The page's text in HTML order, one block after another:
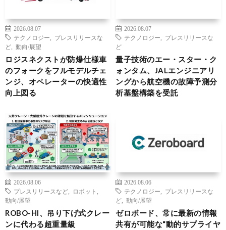
2026.08.07
テクノロジー
プレスリリースな
ど
動向/展望
ロジスネクストが防爆仕様車
のフォークをフルモデルチェ
ンジ、オペレーターの快適性
向上図る
2026.08.07
テクノロジー
プレスリリースな
ど
量子技術のエー・スター・ク
ォンタム、JALエンジニアリ
ングから航空機の故障予測分
析基盤構築を受託
2026.08.06
プレスリリースなど
ロボット
動向/展望
ROBO-HI、吊り下げ式クレー
ンに代わる超重量級
2026.08.06
テクノロジー
プレスリリースな
ど
動向/展望
ゼロボード、常に最新の情報
共有が可能な“動的サプライヤ